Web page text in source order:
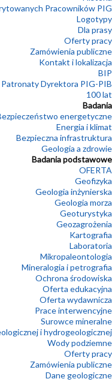
Pracowników PIG
Logotypy
Dla prasy
Oferty pracy
Zamówienia publiczne
Kontakt i lokalizacja
BIP
Patronaty Dyrektora PIG-PIB
100 lat
Badania
energetyczne
Energia i klimat
Bezpieczna infrastruktura
Geologia a zdrowie
Badania podstawowe
OFERTA
Geofizyka
Geologia inżynierska
Geologia morza
Geoturystyka
Geozagrożenia
Kartografia
Laboratoria
Mikropaleontologia
Mineralogia i petrografia
Ochrona środowiska
Oferta edukacyjna
Oferta wydawnicza
Prace interwencyjne
Surowce mineralne
i hydrogeologicznej
Wody podziemne
Oferty pracy
Zamówienia publiczne
Dane geologiczne